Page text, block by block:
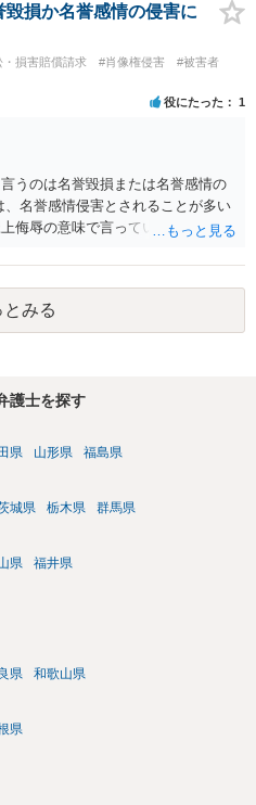
損か名誉感情の侵害に
・損害賠償請求 #肖像権侵害
#被害者
役にたった 1
うのは名誉毀損または名誉感情の
名誉感情侵害とされることが多い
侮辱の意味で言っている点も加味
とみる
護士を探す
県 山形県 福島県
城県 栃木県 群馬県
県 福井県
県 和歌山県
県